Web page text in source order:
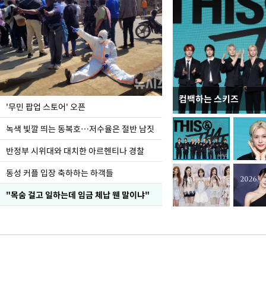
'무민 팝업 스토어' 오픈
녹색 빛깔 띄는 동복호…저수율은 절반 남짓
반정부 시위대와 대치한 아르헨티나 경찰
동성 커플 입장 축하하는 하객들
"목숨 걸고 일하는데 임금 체납 웬 말이냐"
컴백하는 스키즈
지석천 뒤덮은 개구리